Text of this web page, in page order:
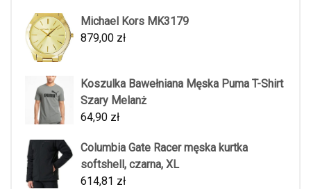
Michael Kors MK3179
879,00 zł
Koszulka Bawełniana Męska Puma T-Shirt
Szary Melanż
64,90 zł
Columbia Gate Racer męska kurtka
softshell, czarna, XL
614,81 zł